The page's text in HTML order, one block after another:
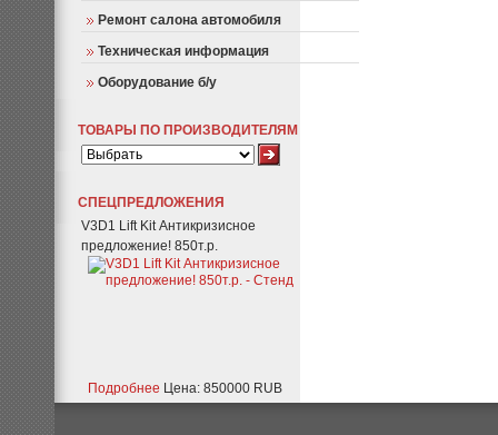
Ремонт салона автомобиля
Техническая информация
Оборудование б/у
ТОВАРЫ ПО ПРОИЗВОДИТЕЛЯМ
СПЕЦПРЕДЛОЖЕНИЯ
V3D1 Lift Kit Антикризисное
предложение! 850т.р.
Подробнее Цена: 850000 RUB